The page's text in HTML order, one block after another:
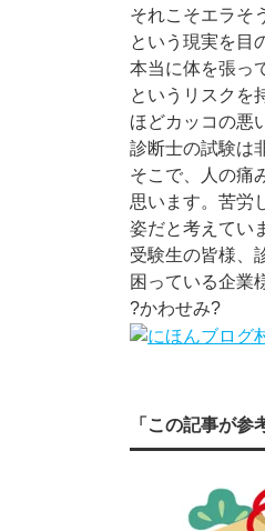
それこそエラそ
という現実を目
本当に体を張っ
というリスクを
ほどカッコの悪
診断士の試験は
そこで、人の痛
思います。苦労
姿だと考えてい
受験生の皆様、
困っている企業
?かわせみ?
「この記事が